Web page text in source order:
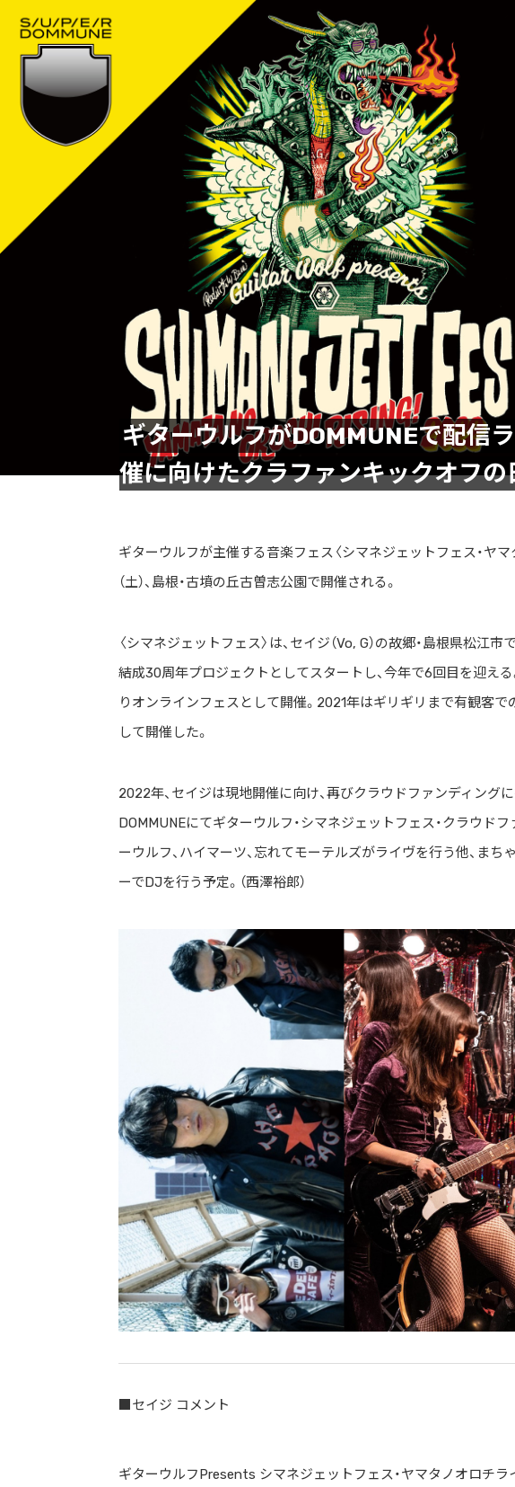
ギターウルフがDOMMUNEで配信
催に向けたクラファンキックオフの
ギターウルフが主催する音楽フェス〈シマネジェットフェス・ヤ
（土）、島根・古墳の丘古曽志公園で開催される。
〈シマネジェットフェス〉は、セイジ（Vo, G）の故郷・島根県松
結成30周年プロジェクトとしてスタートし、今年で6回目を迎え
りオンラインフェスとして開催。2021年はギリギリまで有観客
して開催した。
2022年、セイジは現地開催に向け、再びクラウドファンディング
DOMMUNEにてギターウルフ・シマネジェットフェス・クラウド
ーウルフ、ハイマーツ、忘れてモーテルズがライヴを行う他、ま
ーでDJを行う予定。（西澤裕郎）
■セイジ コメント
ギターウルフPresents シマネジェットフェス・ヤマタノオロチラ